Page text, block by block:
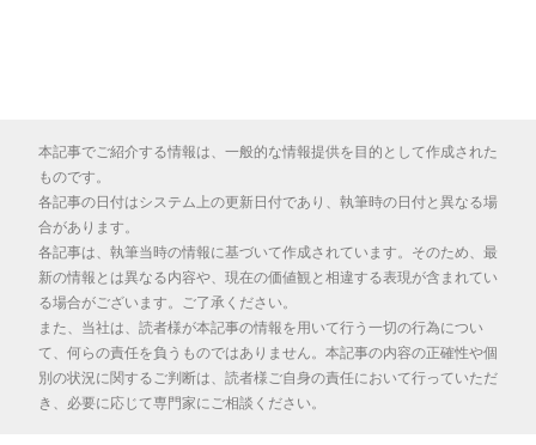
本記事でご紹介する情報は、一般的な情報提供を目的として作成された
ものです。
各記事の日付はシステム上の更新日付であり、執筆時の日付と異なる場
合があります。
各記事は、執筆当時の情報に基づいて作成されています。そのため、最
新の情報とは異なる内容や、現在の価値観と相違する表現が含まれてい
る場合がございます。ご了承ください。
また、当社は、読者様が本記事の情報を用いて行う一切の行為につい
て、何らの責任を負うものではありません。本記事の内容の正確性や個
別の状況に関するご判断は、読者様ご自身の責任において行っていただ
き、必要に応じて専門家にご相談ください。